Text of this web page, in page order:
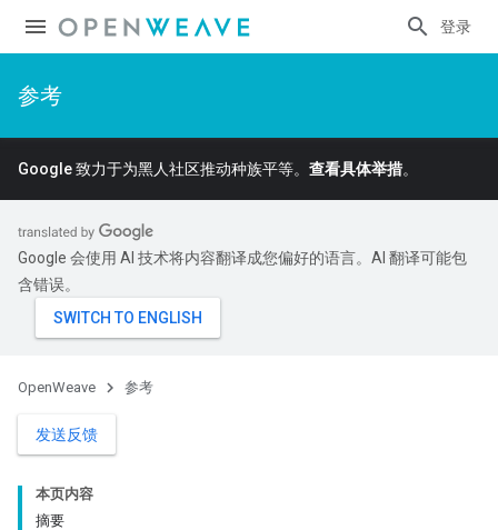
登录
参考
Google 致力于为黑人社区推动种族平等。 查看具体举措。
Google 会使用 AI 技术将内容翻译成您偏好的语言。AI 翻译可能包
含错误。
OpenWeave 参考
发送反馈
本页内容
摘要